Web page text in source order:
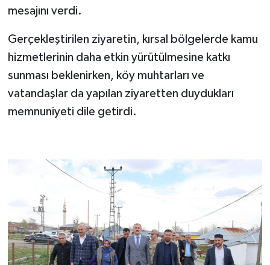
mesajını verdi.
Gerçekleştirilen ziyaretin, kırsal bölgelerde kamu
hizmetlerinin daha etkin yürütülmesine katkı
sunması beklenirken, köy muhtarları ve
vatandaşlar da yapılan ziyaretten duydukları
memnuniyeti dile getirdi.